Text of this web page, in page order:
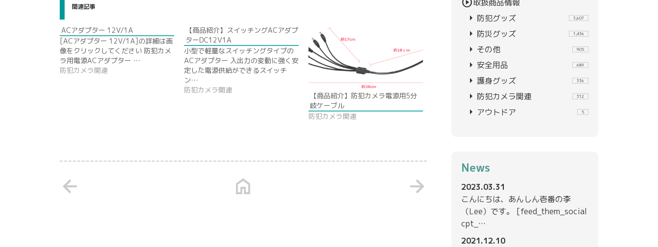
関連記事
ACアダプター 12V/1A
[ACアダプター 12V/1A]の詳細は画
像をクリックしてください 防犯カメ
ラ用電源ACアダプター …
防犯カメラ関連
【商品紹介】スイッチングACアダプ
ターDC12V1A
小型で軽量なスイッチングタイプの
ACアダプター 入出力の変動に強く安
定した電源供給ができるスイッチ
ン…
防犯カメラ関連
【商品紹介】防犯カメラ電源用5分
岐ケーブル
防犯カメラ関連
arrow_back home arrow_forward
取扱商品情報
arrow_right 防犯グッズ 3,607
arrow_right 防災グッズ 1,436
arrow_right その他 905
arrow_right 安全用品 689
arrow_right 護身グッズ 336
arrow_right 防犯カメラ関連 312
arrow_right アウトドア 5
News
2023.03.31
こんにちは、あんしん壱番の李
（Lee）です。 [feed_them_social
cpt_…
2021.12.10